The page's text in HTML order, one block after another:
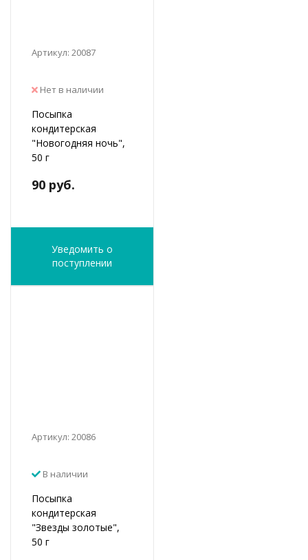
Артикул: 20087
Нет в наличии
Посыпка
кондитерская
"Новогодняя ночь",
50 г
90 руб.
Уведомить о
поступлении
Артикул: 20086
В наличии
Посыпка
кондитерская
"Звезды золотые",
50 г